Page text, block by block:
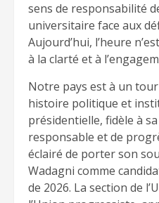
sens de responsabilité
universitaire face aux
Aujourd’hui, l’heure
à la clarté et à
Notre pays est à un
histoire politique et
présidentielle, fidèle à
responsable et de
éclairé de porter son
Wadagni comme
de 2026. La section de